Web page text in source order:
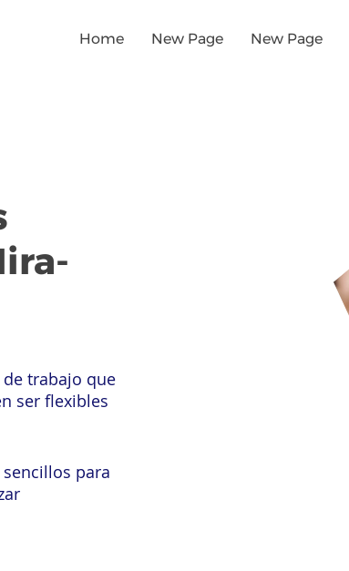
de trabajo que
ser flexibles
sencillos para
Home New Page New Page